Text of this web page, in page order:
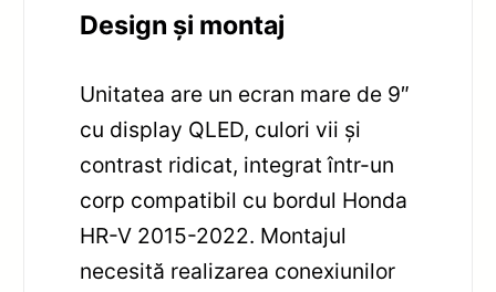
Design și montaj
Unitatea are un ecran mare de 9″
cu display QLED, culori vii și
contrast ridicat, integrat într-un
corp compatibil cu bordul Honda
HR-V 2015-2022. Montajul
necesită realizarea conexiunilor